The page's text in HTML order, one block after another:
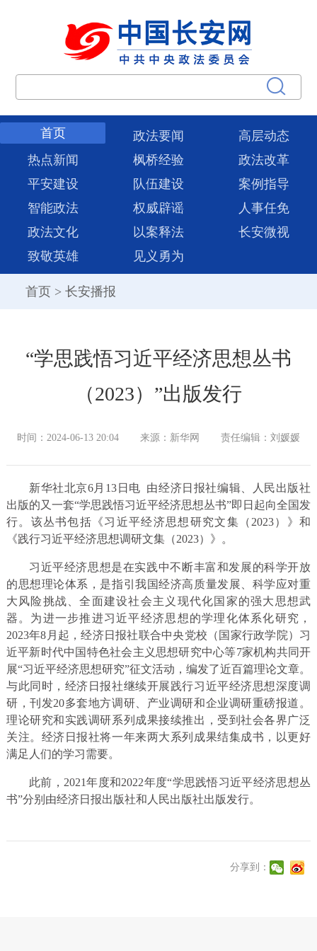
首页 政法要闻
高层动态
热点新闻
枫桥经验
政法改革
平安建设
队伍建设
案例指导
智能政法
权威辟谣
人事任免
政法文化
以案释法
长安微视
致敬英雄
见义勇为
首页 > 长安播报
“学思践悟习近平经济思想丛书
（2023）”出版发行
时间：2024-06-13 20:04 来源：新华网 责任编辑：刘媛媛
新华社北京6月13日电 由经济日报社编辑、人民出版社
出版的又一套“学思践悟习近平经济思想丛书”即日起向全国发
行。该丛书包括《习近平经济思想研究文集（2023）》和
《践行习近平经济思想调研文集（2023）》。
习近平经济思想是在实践中不断丰富和发展的科学开放
的思想理论体系，是指引我国经济高质量发展、科学应对重
大风险挑战、全面建设社会主义现代化国家的强大思想武
器。为进一步推进习近平经济思想的学理化体系化研究，
2023年8月起，经济日报社联合中央党校（国家行政学院）习
近平新时代中国特色社会主义思想研究中心等7家机构共同开
展“习近平经济思想研究”征文活动，编发了近百篇理论文章。
与此同时，经济日报社继续开展践行习近平经济思想深度调
研，刊发20多套地方调研、产业调研和企业调研重磅报道。
理论研究和实践调研系列成果接续推出，受到社会各界广泛
关注。经济日报社将一年来两大系列成果结集成书，以更好
满足人们的学习需要。
此前，2021年度和2022年度“学思践悟习近平经济思想丛
书”分别由经济日报出版社和人民出版社出版发行。
分享到：